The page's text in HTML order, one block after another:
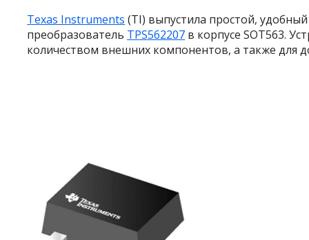
Texas Instruments (TI) выпустила простой,
преобразователь TPS562207 в корпусе SOT563.
количеством внешних компонентов, а также для